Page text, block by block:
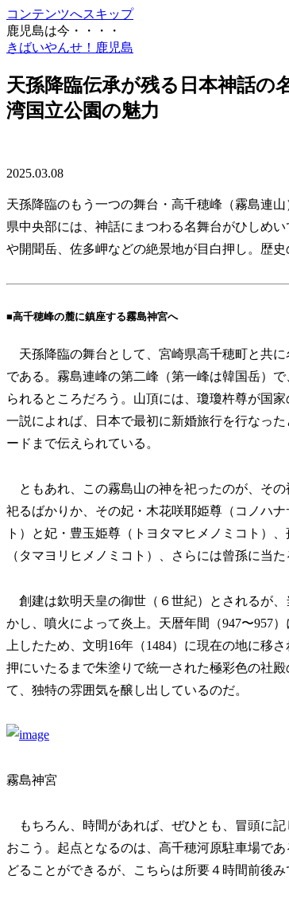
コンテンツへスキップ
鹿児島は今・・・・
きばいやんせ！鹿児島
天孫降臨伝承が残る日本神話の
湾国立公園の魅力
2025.03.08
天孫降臨のもう一つの舞台・高千穂峰（霧島連
県中央部には、神話にまつわる名舞台がひしめ
や開聞岳、佐多岬などの絶景地が目白押し。歴
■高千穂峰の麓に鎮座する霧島神宮へ
天孫降臨の舞台として、宮崎県高千穂町と共
である。霧島連峰の第二峰（第一峰は韓国岳）
られるところだろう。山頂には、瓊瓊杵尊が国
一説によれば、日本で最初に新婚旅行を行なっ
ードまで伝えられている。
ともあれ、この霧島山の神を祀ったのが、そ
祀るばかりか、その妃・木花咲耶姫尊（コノハ
ト）と妃・豊玉姫尊（トヨタマヒメノミコト）
（タマヨリヒメノミコト）、さらには曾孫に当
創建は欽明天皇の御世（６世紀）とされるが
かし、噴火によって炎上。天暦年間（947〜957
上したため、文明16年（1484）に現在の地に移
押にいたるまで朱塗りで統一された極彩色の社
て、独特の雰囲気を醸し出しているのだ。
霧島神宮
もちろん、時間があれば、ぜひとも、冒頭に
おこう。起点となるのは、高千穂河原駐車場で
どることができるが、こちらは所要４時間前後み